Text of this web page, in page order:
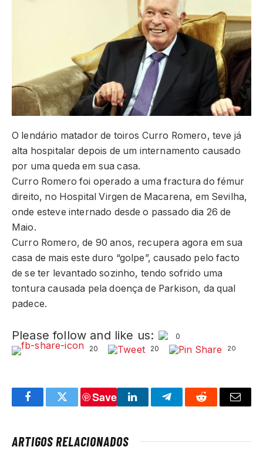
O lendário matador de toiros Curro Romero, teve já
alta hospitalar depois de um internamento causado
por uma queda em sua casa.
Curro Romero foi operado a uma fractura do fémur
direito, no Hospital Virgen de Macarena, em Sevilha,
onde esteve internado desde o passado dia 26 de
Maio.
Curro Romero, de 90 anos, recupera agora em sua
casa de mais este duro “golpe”, causado pelo facto
de se ter levantado sozinho, tendo sofrido uma
tontura causada pela doença de Parkison, da qual
padece.
Please follow and like us:
0
20
20 20
FacebookTwitter
Save
LinkedInTelegramReddit Email
ARTIGOS RELACIONADOS